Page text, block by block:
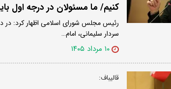
کنیم/ ما مسئولان در درجه اول
رئیس مجلس شورای اسلامی اظهار کرد: در
سردار سلیمانی، امام…
۱۰ مرداد ۱۴۰۵
قالیباف: